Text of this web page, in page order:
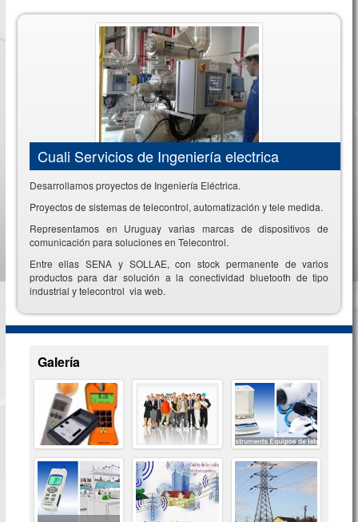
Cuali Servicios de Ingeniería electrica
Desarrollamos proyectos de Ingeniería Eléctrica.
Proyectos de sistemas de telecontrol, automatización y tele medida.
Representamos en Uruguay varias marcas de dispositivos de
comunicación para soluciones en Telecontrol.
Entre ellas SENA y SOLLAE, con stock permanente de varios
productos para dar solución a la conectividad bluetooth de tipo
industrial y telecontrol via web.
Galería